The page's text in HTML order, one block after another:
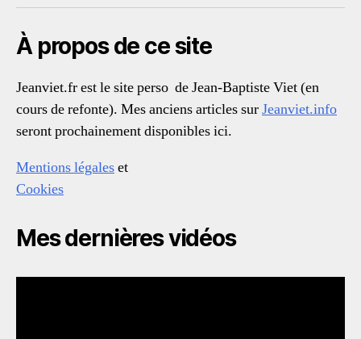
À propos de ce site
Jeanviet.fr est le site perso de Jean-Baptiste Viet (en
cours de refonte). Mes anciens articles surJeanviet.info
seront prochainement disponibles ici.
Mentions légaleset
Cookies
Mes dernières vidéos